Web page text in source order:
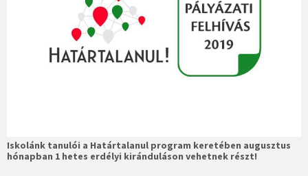
Iskolánk tanulói a Határtalanul program keretében augusztus
hónapban 1 hetes erdélyi kiránduláson vehetnek részt!